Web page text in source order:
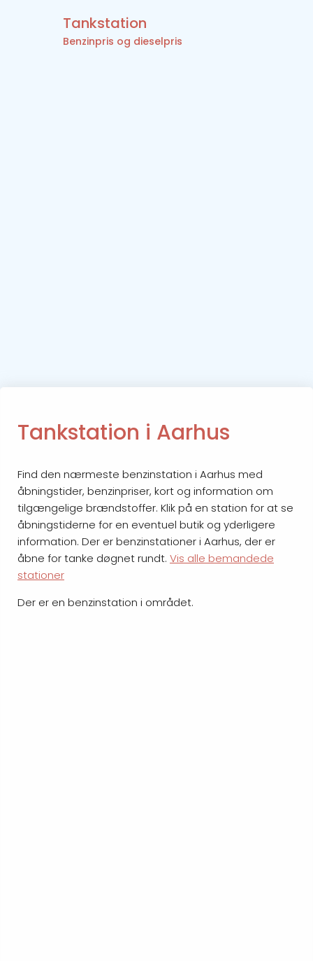
Tankstation
Benzinpris og dieselpris
Tankstation i Aarhus
Find den nærmeste benzinstation i Aarhus med
åbningstider, benzinpriser, kort og information om
tilgængelige brændstoffer. Klik på en station for at se
åbningstiderne for en eventuel butik og yderligere
information. Der er benzinstationer i Aarhus, der er
åbne for tanke døgnet rundt. Vis alle bemandede
stationer
Der er en benzinstation i området.